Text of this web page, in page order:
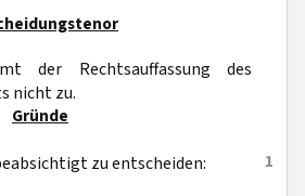
der Rechtsauffassung des
nicht zu.
Gründe
1
zu entscheiden: